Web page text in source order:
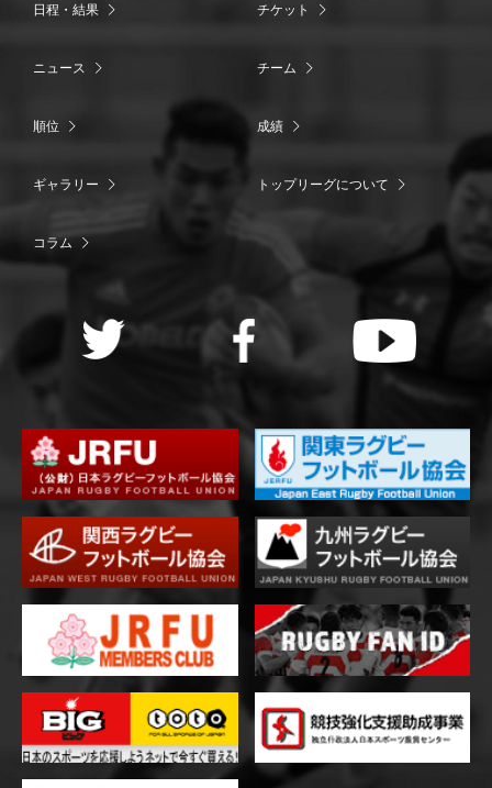
日程・結果 チケット
ニュース チーム
順位 成績
ギャラリー トップリーグについて
コラム